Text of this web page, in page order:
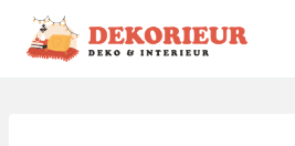
Zum
Inhalt